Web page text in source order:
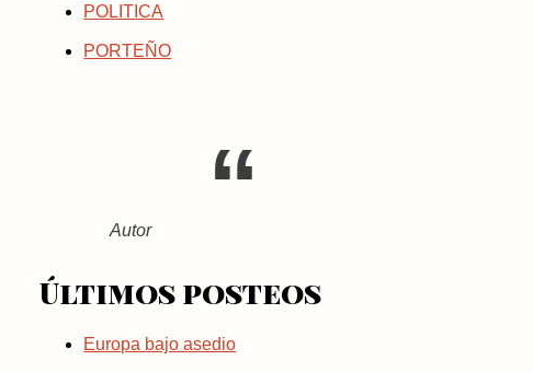
POLITICA
PORTEÑO
Autor
Últimos posteos
Europa bajo asedio